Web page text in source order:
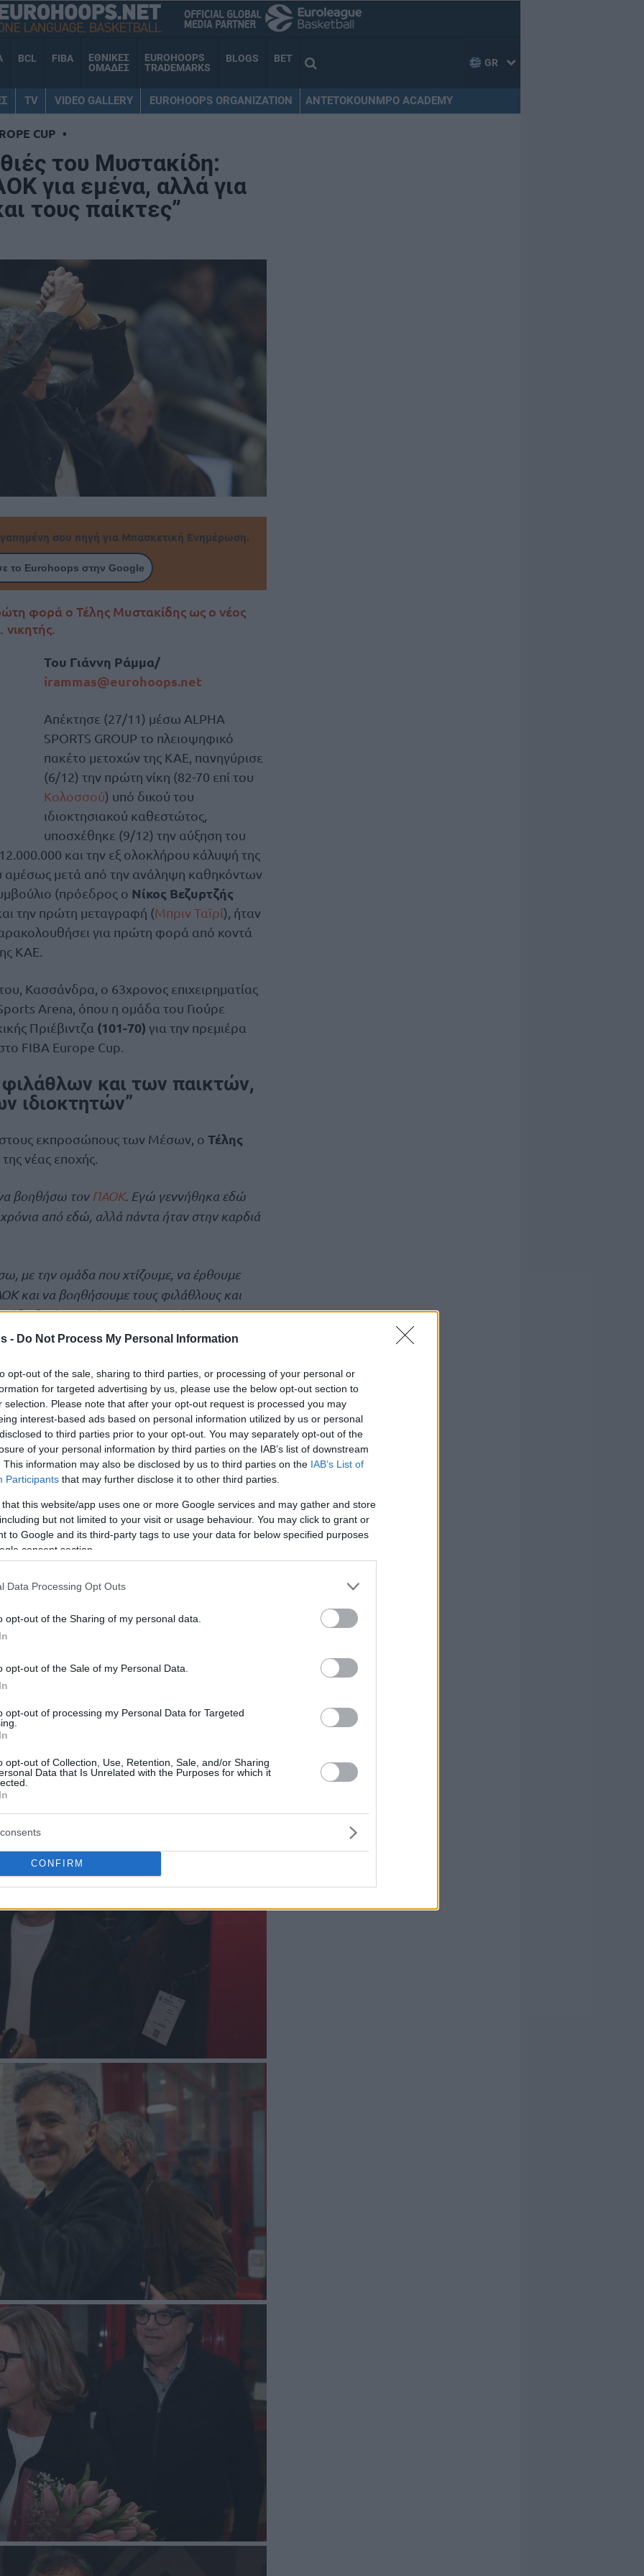
- Do Not Process My Personal Information
opt-out of the sale, sharing to third parties, or processing of your personal or
for targeted advertising by us, please use the below opt-out section to
selection. Please note that after your opt-out request is processed you may
interest-based ads based on personal information utilized by us or personal
to third parties prior to your opt-out. You may separately opt-out of the
of your personal information by third parties on the IAB’s list of downstream
This information may also be disclosed by us to third parties on the IAB’s List of
Participants that may further disclose it to other third parties.
that this website/app uses one or more Google services and may gather and store
but not limited to your visit or usage behaviour. You may click to grant or
to Google and its third-party tags to use your data for below specified purposes
consent section.
Data Processing Opt Outs
opt-out of the Sharing of my personal data.
opt-out of the Sale of my Personal Data.
opt-out of processing my Personal Data for Targeted
opt-out of Collection, Use, Retention, Sale, and/or Sharing
Data that Is Unrelated with the Purposes for which it
CONFIRM
BCL FIBA
ΕΘΝΙΚΕΣ
ΟΜΑΔΕΣ
EUROHOOPS
TRADEMARKS
BLOGS BET GR
TV VIDEO GALLERY EUROHOOPS ORGANIZATION ANTETOKOUNMPO ACADEMY
CUP •
του Μυστακίδη:
για εμένα, αλλά για
τους παίκτες”
σου πηγή για Μπασκετική Ενημέρωση.
το Eurohoops στην Google
φορά ο Τέλης Μυστακίδης ως ο νέος
Του Γιάννη Ράμμα/
irammas@eurohoops.net
Απέκτησε (27/11) μέσω ALPHA
SPORTS GROUP το πλειοψηφικό
πακέτο μετοχών της ΚΑΕ, πανηγύρισε
(6/12) την πρώτη νίκη (82-70 επί του
Κολοσσού) υπό δικού του
ιδιοκτησιακού καθεστώτος,
υποσχέθηκε (9/12) την αύξηση του
και την εξ ολοκλήρου κάλυψή της
αμέσως μετά από την ανάληψη καθηκόντων
(πρόεδρος ο Νίκος Βεζυρτζής
την πρώτη μεταγραφή (Μπριν Ταϊρί), ήταν
για πρώτη φορά από κοντά
ΚΑΕ.
Κασσάνδρα, ο 63χρονος επιχειρηματίας
Arena, όπου η ομάδα του Γιούρε
Πριέβιντζα (101-70) για την πρεμιέρα
FIBA Europe Cup.
και των παικτών,
ιδιοκτητών”
εκπροσώπους των Μέσων, ο Τέλης
νέας εποχής.
βοηθήσω τον ΠΑΟΚ. Εγώ γεννήθηκα εδώ
από εδώ, αλλά πάντα ήταν στην καρδιά
με την ομάδα που χτίζουμε, να έρθουμε
και να βοηθήσουμε τους φιλάθλους και
δική τους είναι κι αυτό πρέπει να
την έχουν την ομάδα για τον εαυτό τους,
και για τους παίκτες”.
παρά να λέμε”.
δεν αποτέλεσε τη μοναδική είδηση.
του τηλεφώνου με τα ονόματα του
Πατ Μπέβερλι(!)τράβηξε εξίσου τα